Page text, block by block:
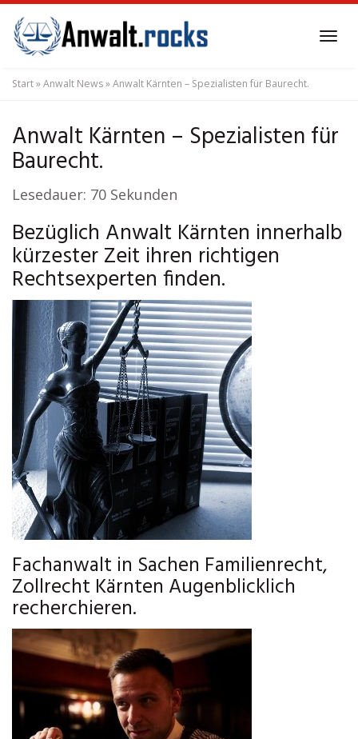
to
main
content
Start»Anwalt News»Anwalt Kärnten – Spezialisten für Baurecht.
Anwalt Kärnten – Spezialisten für
Baurecht.
Lesedauer: 70 Sekunden
Bezüglich Anwalt Kärnten innerhalb
kürzester Zeit ihren richtigen
Rechtsexperten finden.
Fachanwalt in Sachen Familienrecht,
Zollrecht Kärnten Augenblicklich
recherchieren.